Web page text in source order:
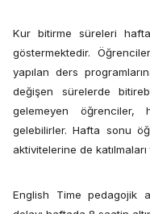
Kur bitirme süreleri
göstermektedir.
yapılan ders
değişen sürelerde
gelemeyen öğrenciler,
gelebilirler. Hafta sonu
aktivitelerine de
English Time pedagojik